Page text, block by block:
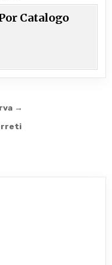
Catalogo
→